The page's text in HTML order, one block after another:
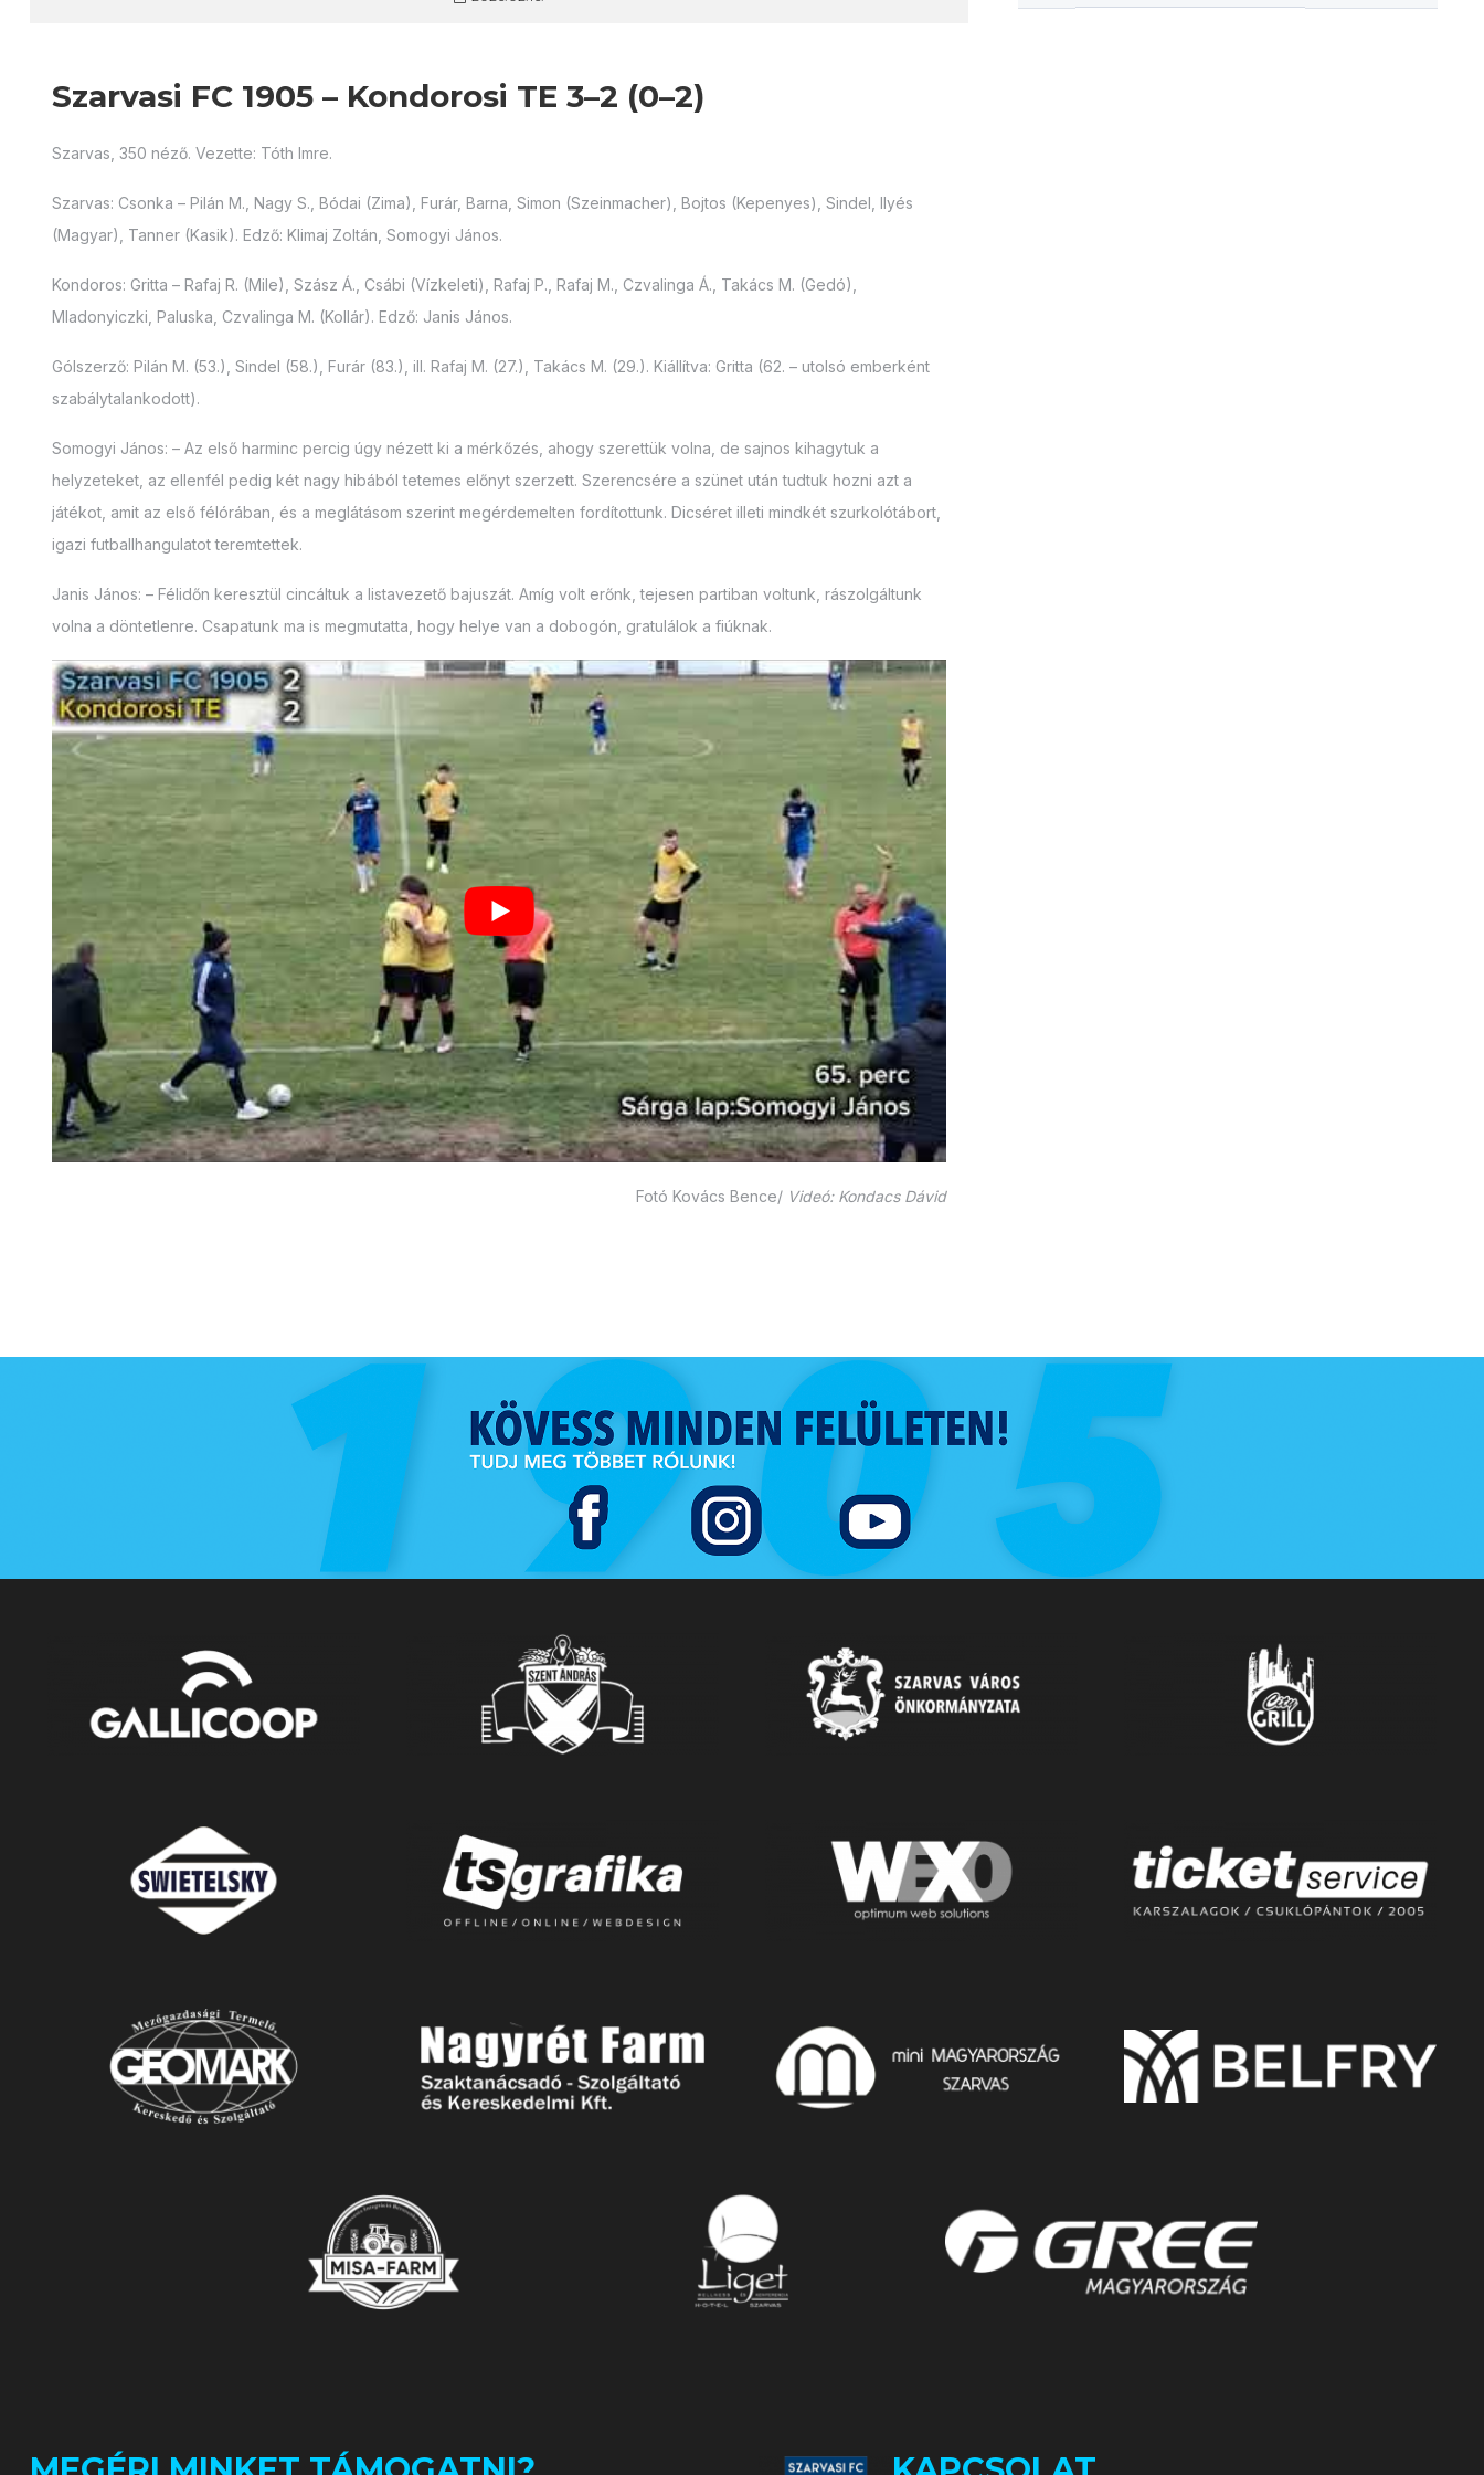
Szarvasi FC 1905 – Kondorosi TE 3–2 (0–2)
Szarvas, 350 néző. Vezette: Tóth Imre.
Szarvas: Csonka – Pilán M., Nagy S., Bódai (Zima), Furár, Barna, Simon (Szeinmacher), Bojtos (Kepenyes), Sindel, Ilyés
(Magyar), Tanner (Kasik). Edző: Klimaj Zoltán, Somogyi János.
Kondoros: Gritta – Rafaj R. (Mile), Szász Á., Csábi (Vízkeleti), Rafaj P., Rafaj M., Czvalinga Á., Takács M. (Gedó),
Mladonyiczki, Paluska, Czvalinga M. (Kollár). Edző: Janis János.
Gólszerző: Pilán M. (53.), Sindel (58.), Furár (83.), ill. Rafaj M. (27.), Takács M. (29.). Kiállítva: Gritta (62. – utolsó emberként
szabálytalankodott).
Somogyi János: – Az első harminc percig úgy nézett ki a mérkőzés, ahogy szerettük volna, de sajnos kihagytuk a
helyzeteket, az ellenfél pedig két nagy hibából tetemes előnyt szerzett. Szerencsére a szünet után tudtuk hozni azt a
játékot, amit az első félórában, és a meglátásom szerint megérdemelten fordítottunk. Dicséret illeti mindkét szurkolótábort,
igazi futballhangulatot teremtettek.
Janis János: – Félidőn keresztül cincáltuk a listavezető bajuszát. Amíg volt erőnk, tejesen partiban voltunk, rászolgáltunk
volna a döntetlenre. Csapatunk ma is megmutatta, hogy helye van a dobogón, gratulálok a fiúknak.
Fotó Kovács Bence/ Videó: Kondacs Dávid